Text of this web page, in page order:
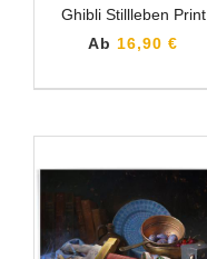
Ghibli Stillleben Print
Ab 16,90 €